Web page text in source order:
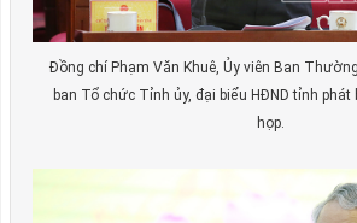
Đồng chí Phạm Văn Khuê, Ủy viên Ban
ban Tổ chức Tỉnh ủy, đại biểu HĐND tỉnh
họp.